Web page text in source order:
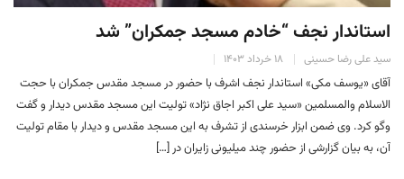
استاندار نجف “خادم مسجد جمکران” شد
سید علی رضا حسینی ۱۸ خرداد ۱۴۰۳
آقای «یوسف مکی» استاندار نجف اشرف با حضور در مسجد مقدس جمکران با حجت
الاسلام والمسلمین «سید علی اکبر اجاق نژاد» تولیت این مسجد مقدس دیدار و گفت
وگو کرد. وی ضمن ابزار خرسندی از تشرف به این مسجد مقدس و دیدار با مقام تولیت
آن، به بیان گزارشی از حضور چند میلیونی زایران در […]